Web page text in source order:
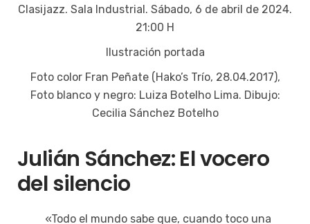
Clasijazz. Sala Industrial. Sábado, 6 de abril de 2024.
21:00 H
Ilustración portada
Foto color Fran Peñate (Hako’s Trío, 28.04.2017),
Foto blanco y negro: Luiza Botelho Lima. Dibujo:
Cecilia Sánchez Botelho
Julián Sánchez: El vocero
del silencio
«Todo el mundo sabe que, cuando toco una